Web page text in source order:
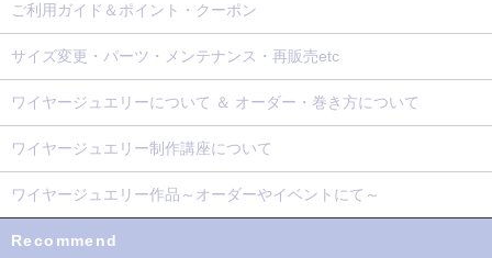
ご利用ガイド＆ポイント・クーポン
サイズ変更・パーツ・メンテナンス・再販売etc
ワイヤージュエリーについて ＆ オーダー・巻き方について
ワイヤージュエリー制作講座について
ワイヤージュエリー作品～オーダーやイベントにて～
Recommend